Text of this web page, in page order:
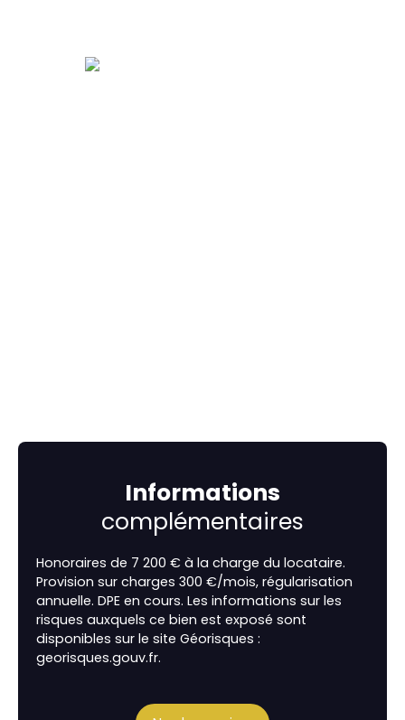
Informations
complémentaires
Honoraires de 7 200 € à la charge du locataire.
Provision sur charges 300 €/mois, régularisation
annuelle. DPE en cours. Les informations sur les
risques auxquels ce bien est exposé sont
disponibles sur le site Géorisques :
georisques.gouv.fr.